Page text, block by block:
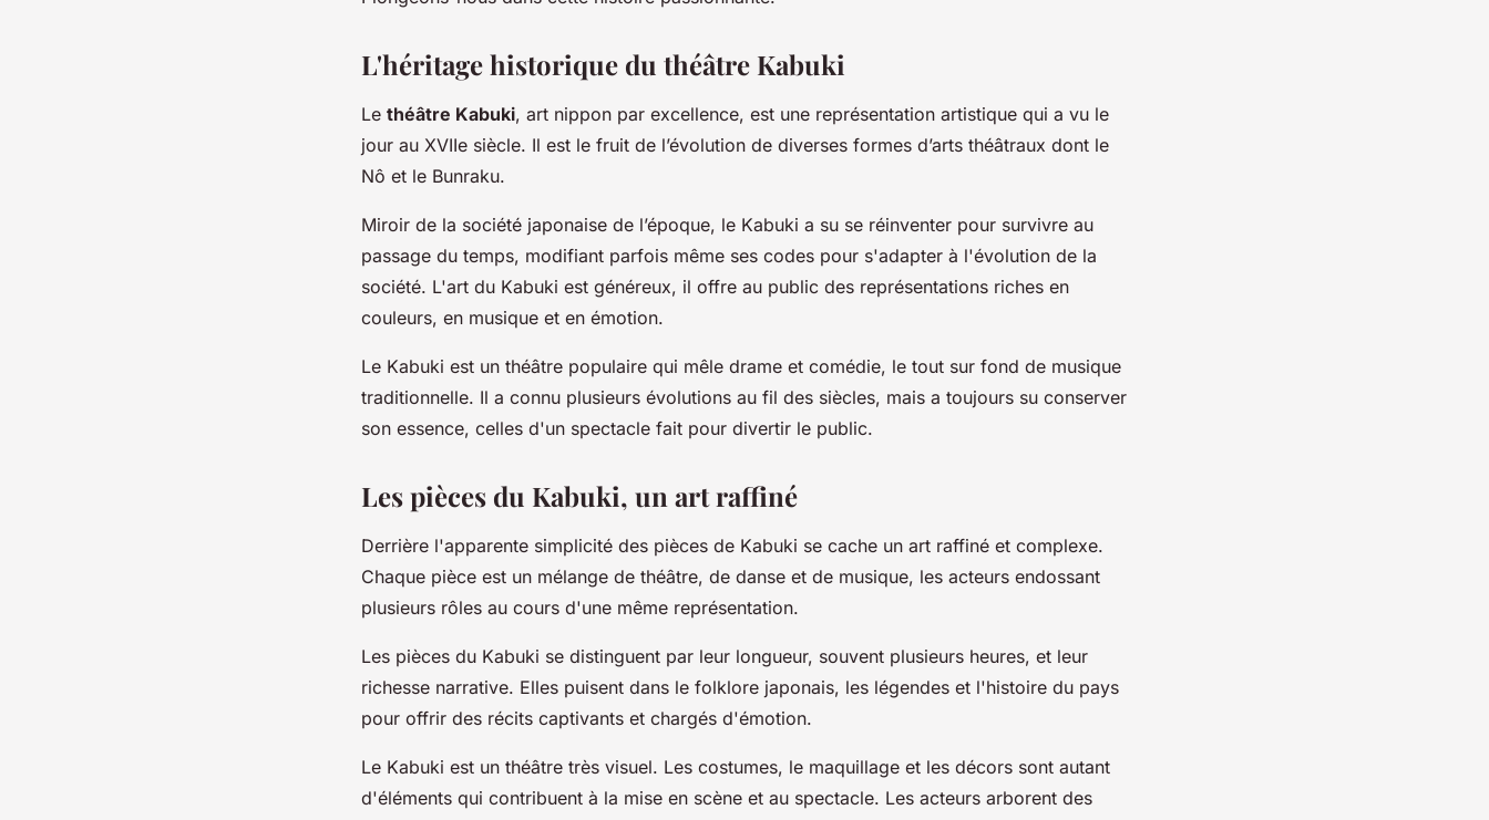
L'héritage historique du théâtre Kabuki
Le théâtre Kabuki, art nippon par excellence, est une représentation artistique qui a vu le
jour au XVIIe siècle. Il est le fruit de l’évolution de diverses formes d’arts théâtraux dont le
Nô et le Bunraku.
Miroir de la société japonaise de l’époque, le Kabuki a su se réinventer pour survivre au
passage du temps, modifiant parfois même ses codes pour s'adapter à l'évolution de la
société. L'art du Kabuki est généreux, il offre au public des représentations riches en
couleurs, en musique et en émotion.
Le Kabuki est un théâtre populaire qui mêle drame et comédie, le tout sur fond de musique
traditionnelle. Il a connu plusieurs évolutions au fil des siècles, mais a toujours su conserver
son essence, celles d'un spectacle fait pour divertir le public.
Les pièces du Kabuki, un art raffiné
Derrière l'apparente simplicité des pièces de Kabuki se cache un art raffiné et complexe.
Chaque pièce est un mélange de théâtre, de danse et de musique, les acteurs endossant
plusieurs rôles au cours d'une même représentation.
Les pièces du Kabuki se distinguent par leur longueur, souvent plusieurs heures, et leur
richesse narrative. Elles puisent dans le folklore japonais, les légendes et l'histoire du pays
pour offrir des récits captivants et chargés d'émotion.
Le Kabuki est un théâtre très visuel. Les costumes, le maquillage et les décors sont autant
d'éléments qui contribuent à la mise en scène et au spectacle. Les acteurs arborent des